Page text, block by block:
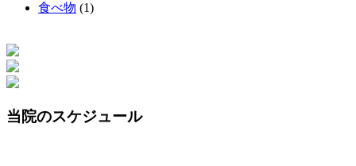
食べ物 (1)
当院のスケジュール